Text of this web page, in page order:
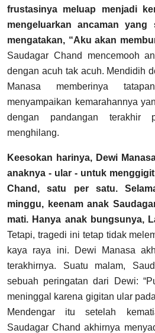
frustasinya meluap menjadi
mengeluarkan ancaman yang
mengatakan, “Aku akan
Saudagar Chand mencemooh
dengan acuh tak acuh. Mendidih
Manasa memberinya
menyampaikan kemarahannya
dengan pandangan terakhir
menghilang.
Keesokan harinya, Dewi
anaknya - ular - untuk
Chand, satu per satu.
minggu, keenam anak
mati. Hanya anak bungsunya,
Tetapi, tragedi ini tetap tidak
kaya raya ini.
Dewi Manasa
terakhirnya. Suatu malam,
sebuah peringatan dari Dewi:
meninggal karena gigitan ular
Mendengar itu setelah
Saudagar Chand akhirnya